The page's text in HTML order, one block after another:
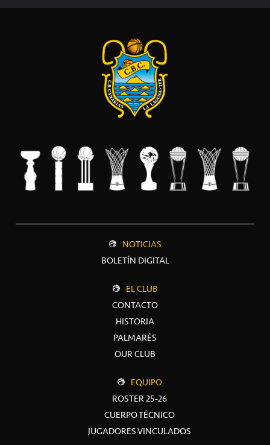
NOTICIAS
BOLETÍN DIGITAL
EL CLUB
CONTACTO
HISTORIA
PALMARÉS
OUR CLUB
EQUIPO
ROSTER 25-26
CUERPO TÉCNICO
JUGADORES VINCULADOS